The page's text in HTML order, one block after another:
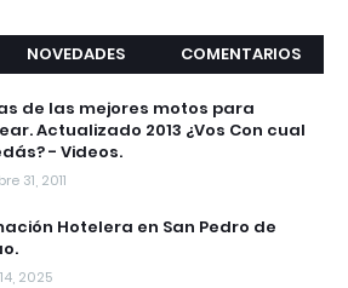
NOVEDADES COMENTARIOS
de las mejores motos para
Actualizado 2013 ¿Vos Con cual
- Videos.
31, 2011
Hotelera en San Pedro de
2025